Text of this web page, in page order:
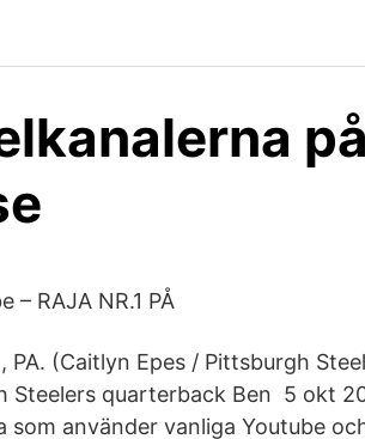
på
– RAJA NR.1 PÅ
(Caitlyn Epes / Pittsburgh
Steelers quarterback Ben 5 okt
använder vanliga Youtube